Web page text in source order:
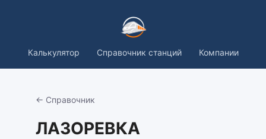
Калькулятор Справочник станций Компании
← Справочник
ЛАЗОРЕВКА